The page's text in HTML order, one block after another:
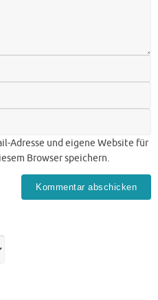
Adresse und eigene Website für
Browser speichern.